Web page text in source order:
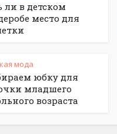
ли в детском
место для
мода
юбку для
младшего
возраста